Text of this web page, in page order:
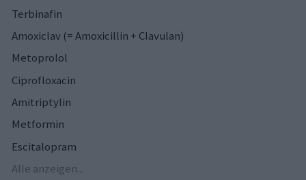
Terbinafin
Amoxiclav (= Amoxicillin + Clavulan)
Metoprolol
Ciprofloxacin
Amitriptylin
Metformin
Escitalopram
Alle anzeigen...